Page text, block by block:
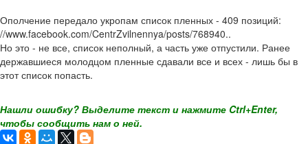
Ополчение передало укропам список пленных - 409 позиций:
//www.facebook.com/CentrZvilnennya/posts/768940..
Но это - не все, список неполный, а часть уже отпустили. Ранее
державшиеся молодцом пленные сдавали все и всех - лишь бы в
этот список попасть.
Нашли ошибку? Выделите текст и нажмите Ctrl+Enter,
чтобы сообщить нам о ней.